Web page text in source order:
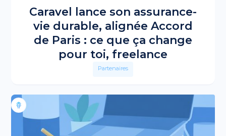
Caravel lance son assurance-
vie durable, alignée Accord
de Paris : ce que ça change
pour toi, freelance
Partenaires